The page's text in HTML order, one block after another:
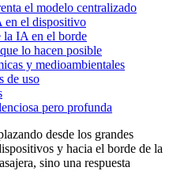
el modelo centralizado
en el dispositivo
la IA en el borde
lo hacen posible
y medioambientales
de uso
pero profunda
desde los grandes
y hacia el borde de la
sino una respuesta